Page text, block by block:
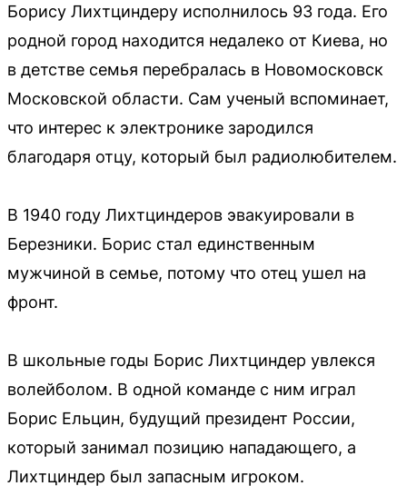
Борису Лихтциндеру исполнилось 93 года. Его
родной город находится недалеко от Киева, но
в детстве семья перебралась в Новомосковск
Московской области. Сам ученый вспоминает,
что интерес к электронике зародился
благодаря отцу, который был радиолюбителем.
В 1940 году Лихтциндеров эвакуировали в
Березники. Борис стал единственным
мужчиной в семье, потому что отец ушел на
фронт.
В школьные годы Борис Лихтциндер увлекся
волейболом. В одной команде с ним играл
Борис Ельцин, будущий президент России,
который занимал позицию нападающего, а
Лихтциндер был запасным игроком.